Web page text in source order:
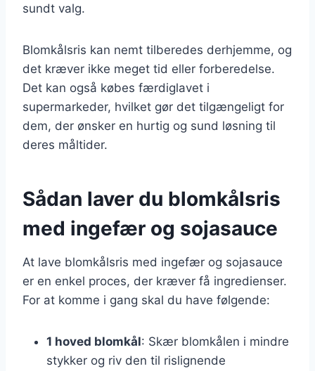
sundt valg.
Blomkålsris kan nemt tilberedes derhjemme, og
det kræver ikke meget tid eller forberedelse.
Det kan også købes færdiglavet i
supermarkeder, hvilket gør det tilgængeligt for
dem, der ønsker en hurtig og sund løsning til
deres måltider.
Sådan laver du blomkålsris
med ingefær og sojasauce
At lave blomkålsris med ingefær og sojasauce
er en enkel proces, der kræver få ingredienser.
For at komme i gang skal du have følgende:
1 hoved blomkål: Skær blomkålen i mindre
stykker og riv den til rislignende